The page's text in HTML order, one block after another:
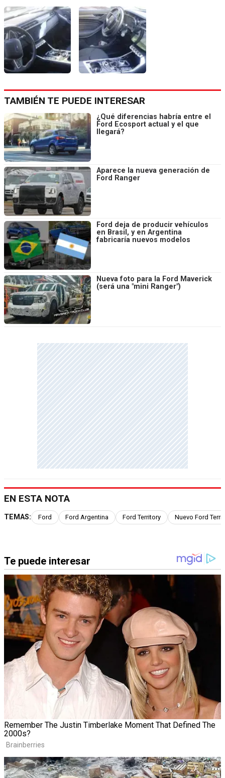
TAMBIÉN TE PUEDE INTERESAR
¿Qué diferencias habría entre el
Ford Ecosport actual y el que
llegará?
Aparece la nueva generación de
Ford Ranger
Ford deja de producir vehículos
en Brasil, y en Argentina
fabricaría nuevos modelos
Nueva foto para la Ford Maverick
(será una "mini Ranger")
EN ESTA NOTA
TEMAS: Ford Ford Argentina Ford Territory Nuevo Ford